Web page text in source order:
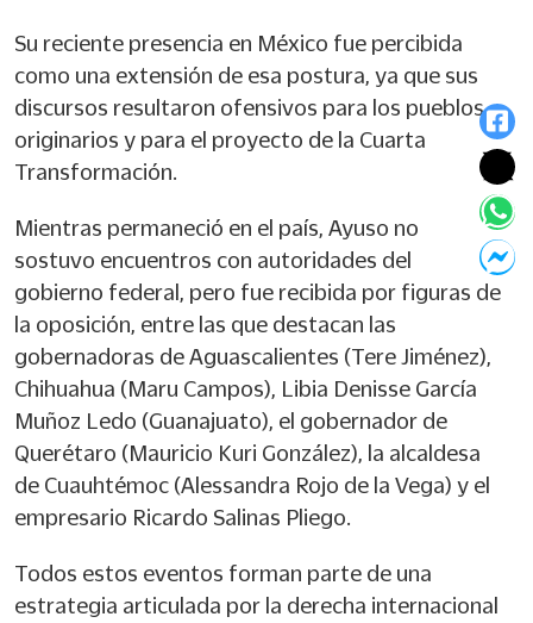
Su reciente presencia en México fue percibida
como una extensión de esa postura, ya que sus
discursos resultaron ofensivos para los pueblos
originarios y para el proyecto de la Cuarta
Transformación.
Mientras permaneció en el país, Ayuso no
sostuvo encuentros con autoridades del
gobierno federal, pero fue recibida por figuras de
la oposición, entre las que destacan las
gobernadoras de Aguascalientes (Tere Jiménez),
Chihuahua (Maru Campos), Libia Denisse García
Muñoz Ledo (Guanajuato), el gobernador de
Querétaro (Mauricio Kuri González), la alcaldesa
de Cuauhtémoc (Alessandra Rojo de la Vega) y el
empresario Ricardo Salinas Pliego.
Todos estos eventos forman parte de una
estrategia articulada por la derecha internacional